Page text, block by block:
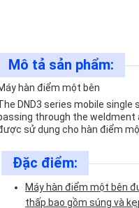
Mô tả sản phẩm:
hàn điểm một bên
DND3 series mobile
through the weldment
sử dụng cho hàn điểm
Đặc điểm:
Máy hàn điểm một bên
thấp.bao gồm súng và